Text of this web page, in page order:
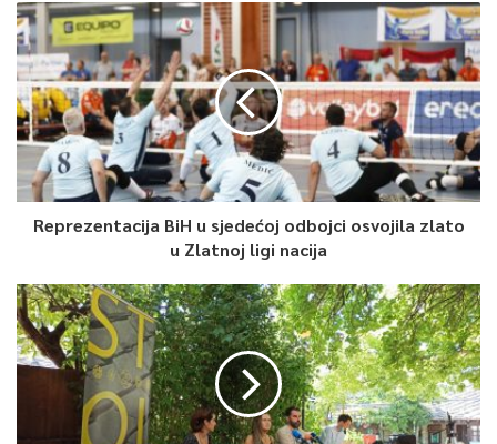
Reprezentacija BiH u sjedećoj odbojci osvojila zlato
u Zlatnoj ligi nacija